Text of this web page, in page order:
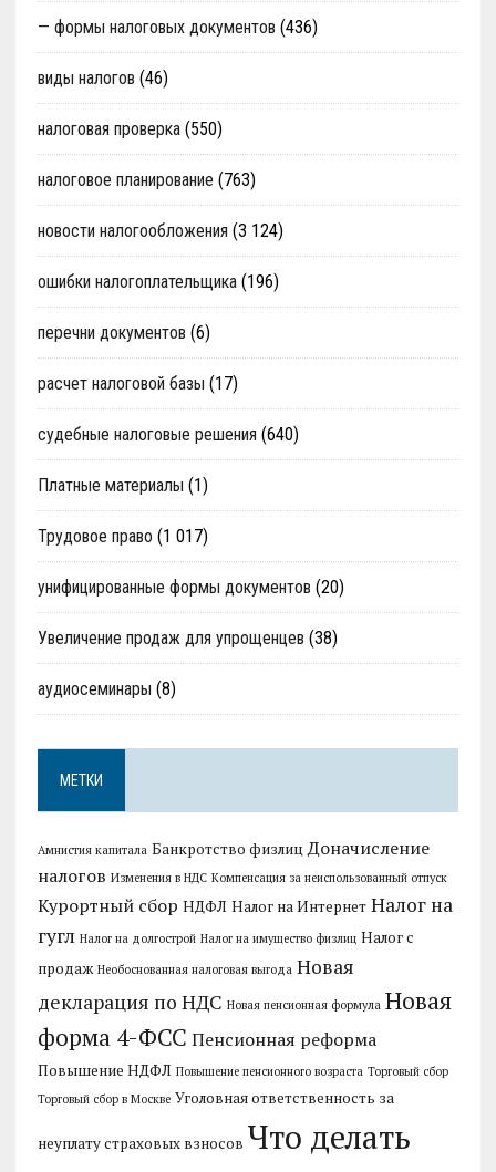
— формы налоговых документов (436)
виды налогов (46)
налоговая проверка(550)
налоговое планирование (763)
новости налогообложения (3 124)
ошибки налогоплательщика(196)
перечни документов (6)
расчет налоговой базы (17)
судебные налоговые решения (640)
Платные материалы (1)
Трудовое право (1 017)
унифицированные формы документов (20)
Увеличение продаж для упрощенцев (38)
аудиосеминары (8)
МЕТКИ
Амнистия капитала Банкротство физлиц Доначисление
налогов Изменения в НДС Компенсация за неиспользованный отпуск
Курортный сбор НДФЛ Налог на Интернет Налог на
гугл Налог на долгострой Налог на имущество физлиц Налог с
продаж Необоснованная налоговая выгода Новая
декларация по НДС Новая пенсионная формула Новая
форма 4-ФСС Пенсионная реформа
Повышение НДФЛ Повышение пенсионного возраста Торговый сбор
Торговый сбор в Москве Уголовная ответственность за
неуплату страховых взносов Что делать